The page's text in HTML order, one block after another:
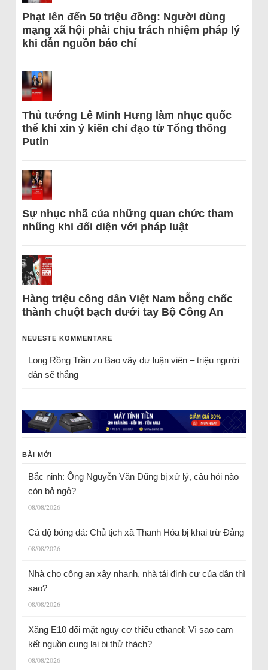
Phạt lên đến 50 triệu đồng: Người dùng
mạng xã hội phải chịu trách nhiệm pháp lý
khi dẫn nguồn báo chí
Thủ tướng Lê Minh Hưng làm nhục quốc
thể khi xin ý kiến chỉ đạo từ Tổng thống
Putin
Sự nhục nhã của những quan chức tham
nhũng khi đối diện với pháp luật
Hàng triệu công dân Việt Nam bỗng chốc
thành chuột bạch dưới tay Bộ Công An
NEUESTE KOMMENTARE
Long Rồng Trầnzu Bao vây dư luận viên – triệu người
dân sẽ thắng
BÀI MỚI
Bắc ninh: Ông Nguyễn Văn Dũng bị xử lý, câu hỏi nào
còn bỏ ngỏ?
08/08/2026
Cá độ bóng đá: Chủ tịch xã Thanh Hóa bị khai trừ Đảng
08/08/2026
Nhà cho công an xây nhanh, nhà tái định cư của dân thì
sao?
08/08/2026
Xăng E10 đối mặt nguy cơ thiếu ethanol: Vì sao cam
kết nguồn cung lại bị thử thách?
08/08/2026